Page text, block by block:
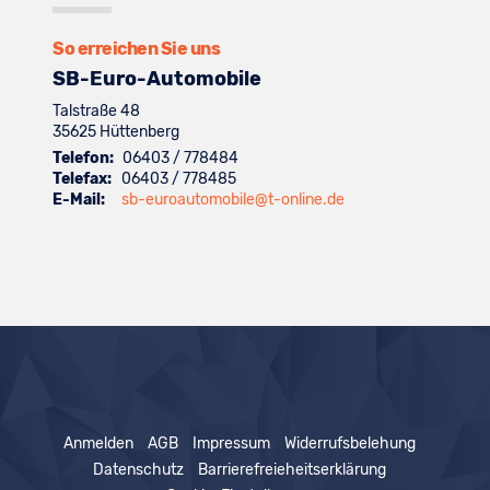
So erreichen Sie uns
SB-Euro-Automobile
Talstraße 48
35625 Hüttenberg
Telefon: 06403 / 778484
Telefax: 06403 / 778485
E-Mail:
sb-euroautomobile@t-online.de
Anmelden AGB Impressum
Widerrufsbelehung
Datenschutz
Barrierefreieheitserklärung